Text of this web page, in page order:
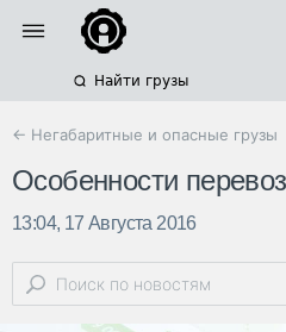
Найти грузы
← Негабаритные и опасные грузы
Особенности
13:04, 17 Августа 2016